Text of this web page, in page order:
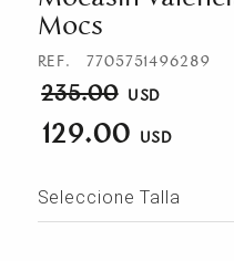
Mocs
REF. 7705751496289
235.00
129.00
Seleccione Talla